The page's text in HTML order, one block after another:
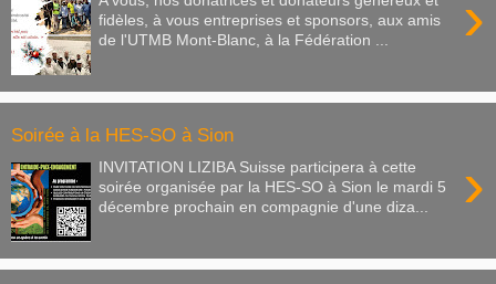
›
fidèles, à vous entreprises et sponsors, aux amis
de l'UTMB Mont-Blanc, à la Fédération ...
Soirée à la HES-SO à Sion
›
INVITATION LIZIBA Suisse participera à cette
soirée organisée par la HES-SO à Sion le mardi 5
décembre prochain en compagnie d'une diza...